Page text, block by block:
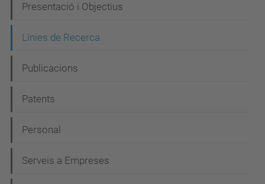
a
v
g
a
i
ó
Presentació i Objectius
Línies de Recerca
Publicacions
Patents
Personal
Serveis a Empreses